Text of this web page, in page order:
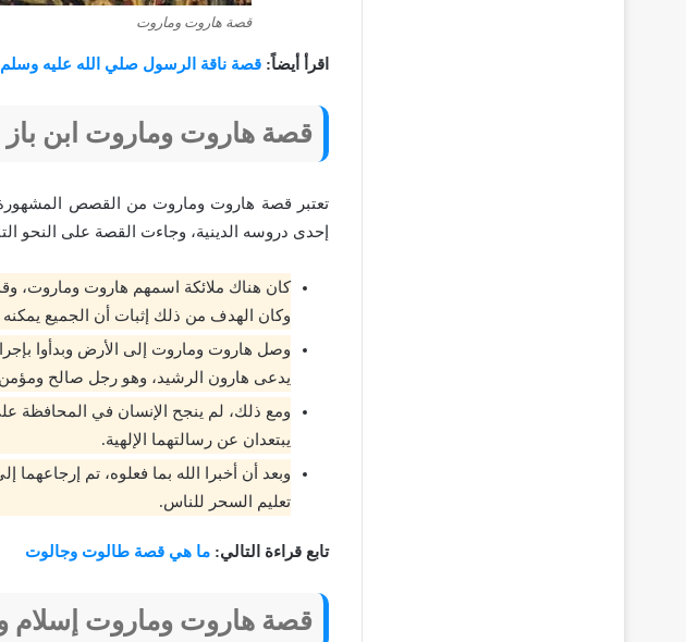
قصة هاروت وماروت
اقرأ أيضاً: قصة ناقة الرسول صلي الله عليه وسلم
قصة هاروت وماروت ابن باز
تعتبر قصة هاروت وماروت من القصص المشهورة
إحدى دروسه الدينية، وجاءت القصة على النحو
كان هناك ملائكة اسمهم هاروت وماروت، وقد
وكان الهدف من ذلك إثبات أن الجميع
وصل هاروت وماروت إلى الأرض وبدأوا
يدعى هارون الرشيد، وهو رجل صالح ومؤمن
ومع ذلك، لم ينجح الإنسان في المحافظة
يبتعدان عن رسالتهما الإلهية.
وبعد أن أخبرا الله بما فعلوه، تم إرجاعهما
تعليم السحر للناس.
تابع قراءة التالي: ما هي قصة طالوت وجالوت
قصة هاروت وماروت إسلام